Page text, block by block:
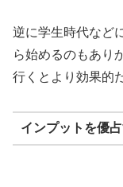
逆に学生時代など
ら始めるのもあり
行くとより効果的
インプットを優